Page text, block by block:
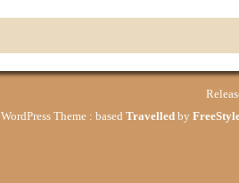
WordPress Theme : based Travelledby